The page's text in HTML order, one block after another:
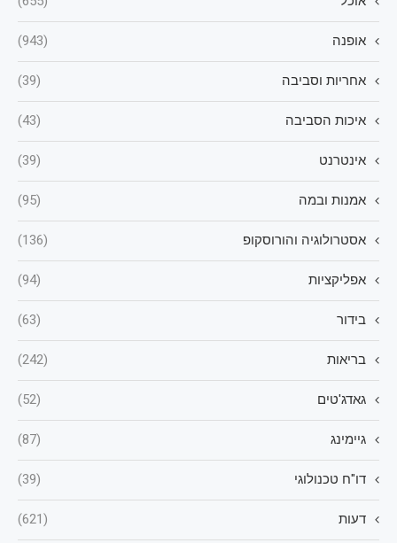
אופנה (943)
אחריות וסביבה (39)
איכות הסביבה (43)
אינטרנט (39)
אמנות ובמה (95)
אסטרולוגיה והורוסקופ (136)
אפליקציות (94)
בידור (63)
בריאות (242)
גאדג'טים (52)
גיימינג (87)
דו"ח טכנולוגי (39)
דעות (621)